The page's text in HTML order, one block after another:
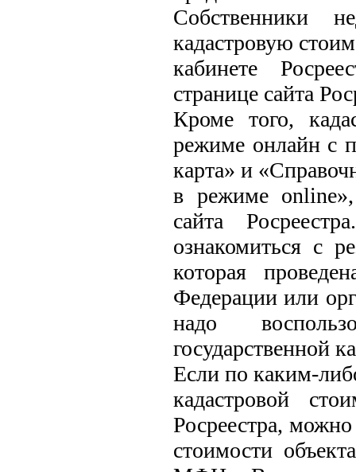
Собственники
кадастровую
кабинете
странице сайта
Кроме того,
режиме онлайн с
карта» и
в режиме
сайта
ознакомиться с
которая
Федерации или
надо
государственной
Если по каким-
кадастровой
Росреестра,
стоимости